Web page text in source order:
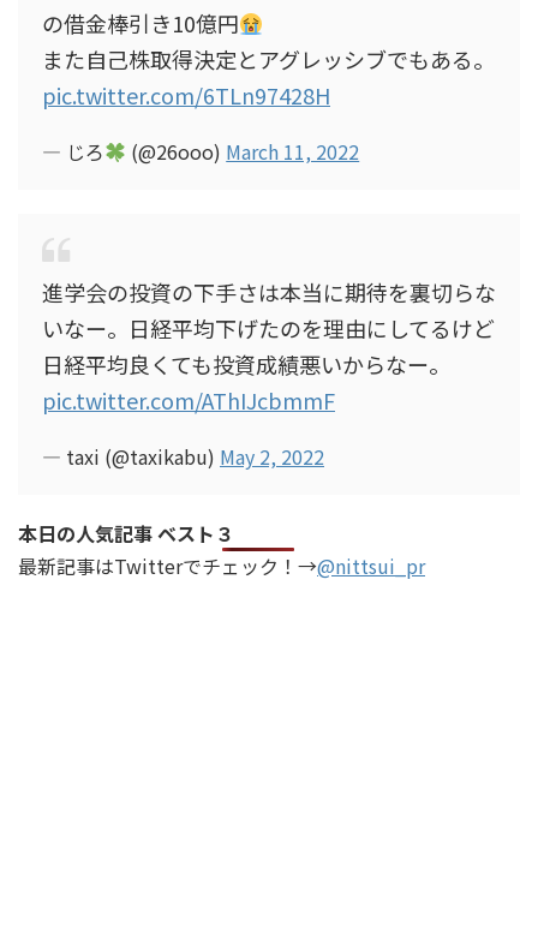
の借金棒引き10億円
また自己株取得決定とアグレッシブでもある。
pic.twitter.com/6TLn97428H
— じろ (@26ooo) March 11, 2022
進学会の投資の下手さは本当に期待を裏切らな
いなー。日経平均下げたのを理由にしてるけど
日経平均良くても投資成績悪いからなー。
pic.twitter.com/AThIJcbmmF
— taxi (@taxikabu) May 2, 2022
本日の人気記事 ベスト３
最新記事はTwitterでチェック！→@nittsui_pr